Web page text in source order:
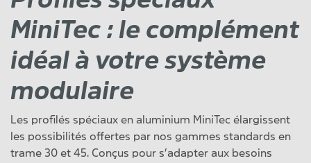
MiniTec : le complément
idéal à votre système
modulaire
Les profilés spéciaux en aluminium MiniTec élargissent
les possibilités offertes par nos gammes standards en
trame 30 et 45. Conçus pour s’adapter aux besoins